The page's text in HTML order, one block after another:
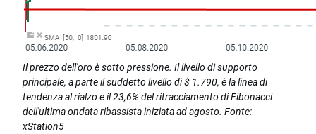
Il prezzo dell'oro è sotto pressione. Il livello di supporto
principale, a parte il suddetto livello di $ 1.790, è la linea di
tendenza al rialzo e il 23,6% del ritracciamento di Fibonacci
dell'ultima ondata ribassista iniziata ad agosto. Fonte:
xStation5